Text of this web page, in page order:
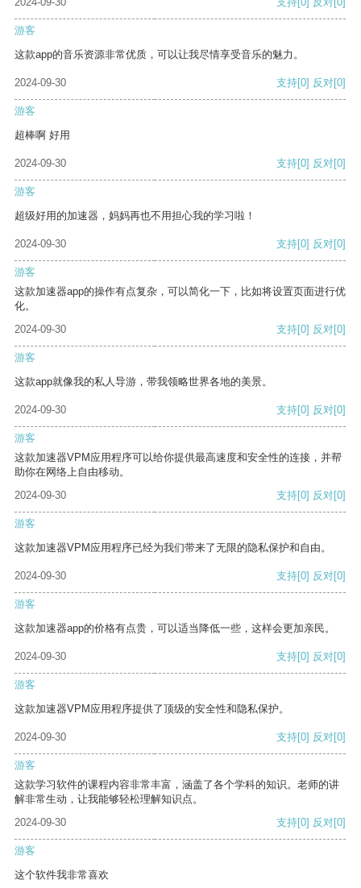
游客
这款app的音乐资源非常优质，可以让我尽情享受音乐的魅力。
2024-09-30 支持[0] 反对[0]
游客
超棒啊 好用
2024-09-30 支持[0] 反对[0]
游客
超级好用的加速器，妈妈再也不用担心我的学习啦！
2024-09-30 支持[0] 反对[0]
游客
这款加速器app的操作有点复杂，可以简化一下，比如将设置页面进行优
化。
2024-09-30
支持[0] 反对[0]
游客
这款app就像我的私人导游，带我领略世界各地的美景。
2024-09-30 支持[0] 反对[0]
游客
这款加速器VPM应用程序可以给你提供最高速度和安全性的连接，并帮
助你在网络上自由移动。
2024-09-30
支持[0] 反对[0]
游客
这款加速器VPM应用程序已经为我们带来了无限的隐私保护和自由。
2024-09-30 支持[0] 反对[0]
游客
这款加速器app的价格有点贵，可以适当降低一些，这样会更加亲民。
2024-09-30 支持[0] 反对[0]
游客
这款加速器VPM应用程序提供了顶级的安全性和隐私保护。
2024-09-30 支持[0] 反对[0]
游客
这款学习软件的课程内容非常丰富，涵盖了各个学科的知识。老师的讲
解非常生动，让我能够轻松理解知识点。
2024-09-30
支持[0] 反对[0]
游客
这个软件我非常喜欢